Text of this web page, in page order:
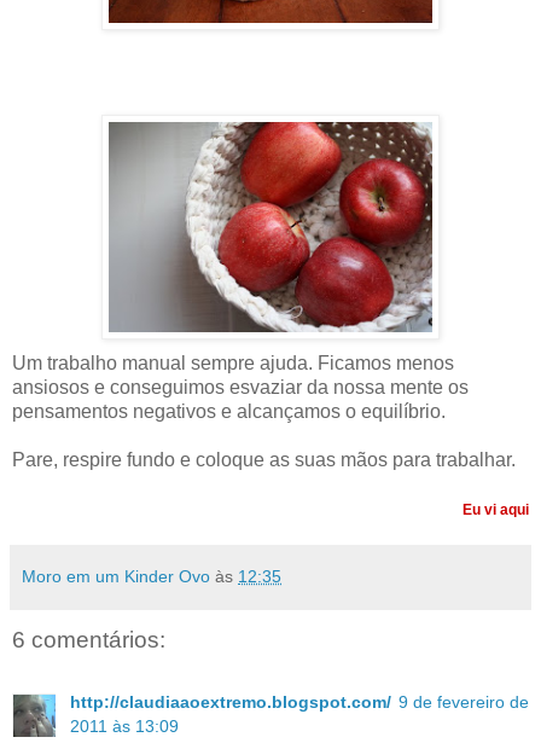
Um trabalho manual sempre ajuda. Ficamos menos
ansiosos e conseguimos esvaziar da nossa mente os
pensamentos negativos e alcançamos o equilíbrio.
Pare, respire fundo e coloque as suas mãos para trabalhar.
Eu vi aqui
Moro em um Kinder Ovo às 12:35
6 comentários:
http://claudiaaoextremo.blogspot.com/ 9 de fevereiro de
2011 às 13:09